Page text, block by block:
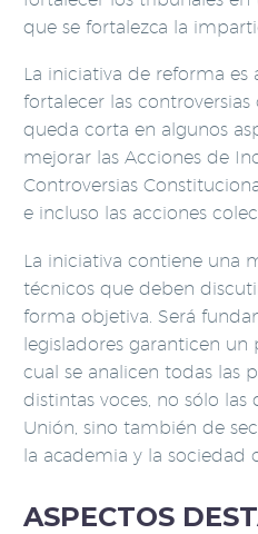
que se fortalezca la
La iniciativa de reforma
fortalecer las
queda corta en algunos
mejorar las Acciones de
Controversias
e incluso las acciones
La iniciativa contiene una
técnicos que deben
forma objetiva. Será
legisladores garanticen
cual se analicen todas las
distintas voces, no sólo las
Unión, sino también de
la academia y la sociedad
ASPECTOS